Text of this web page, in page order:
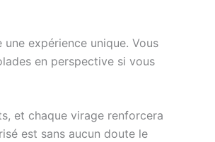
expérience unique. Vous
en perspective si vous
et chaque virage renforcera
est sans aucun doute le